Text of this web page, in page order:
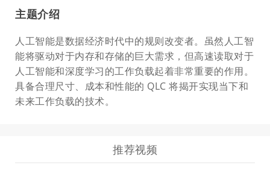
主题介绍
人工智能是数据经济时代中的规则改变者。虽然人工智
能将驱动对于内存和存储的巨大需求，但高速读取对于
人工智能和深度学习的工作负载起着非常重要的作用。
具备合理尺寸、成本和性能的 QLC 将揭开实现当下和
未来工作负载的技术。
推荐视频